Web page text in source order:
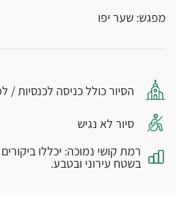
מפגש: שער יפו
הסיור כולל כניסה לכנסיות /
סיור לא נגיש
רמת קושי נמוכה: יכללו
בשטח עירוני ובטבע.